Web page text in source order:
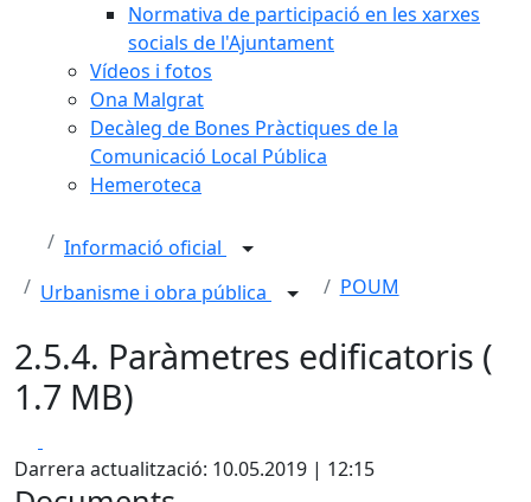
Normativa de participació en les xarxes
socials de l'Ajuntament
Vídeos i fotos
Ona Malgrat
Decàleg de Bones Pràctiques de la
Comunicació Local Pública
Hemeroteca
Informació oficial
Urbanisme i obra pública
POUM
2.5.4. Paràmetres edificatoris (
1.7 MB)
Darrera actualització: 10.05.2019 | 12:15